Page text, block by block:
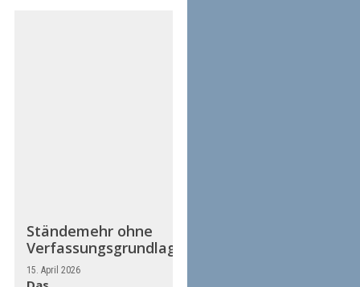
Ständemehr ohne
Verfassungsgrundlage?
15. April 2026